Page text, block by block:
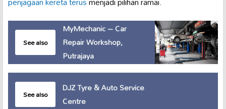
See also
MyMechanic – Car
Repair Workshop,
Putrajaya
See also
DJZ Tyre & Auto Service
Centre